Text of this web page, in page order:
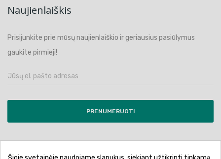
Naujienlaiškis
Prisijunkite prie mūsų naujienlaiškio ir geriausius pasiūlymus
gaukite pirmieji!
PRENUMERUOTI